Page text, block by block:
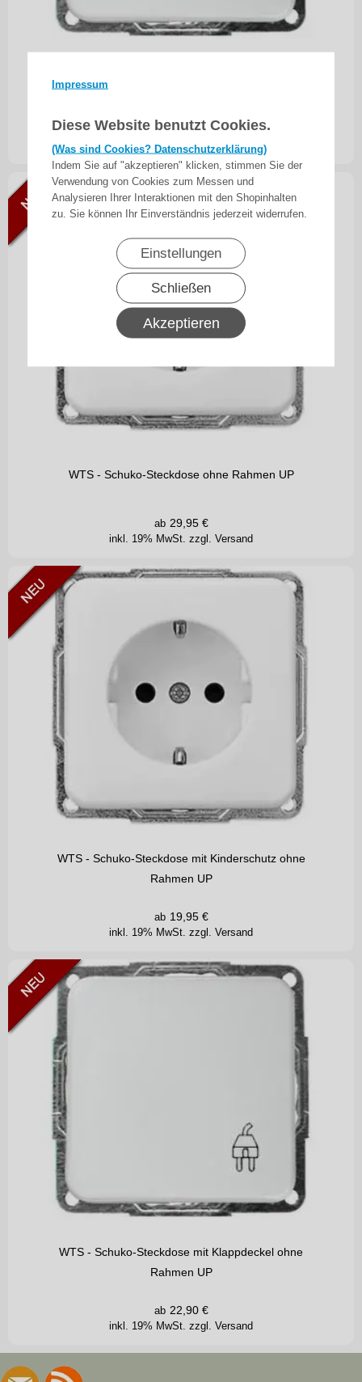
Impressum
Diese Website benutzt Cookies.
(Was sind Cookies? Datenschutzerklärung)
Indem Sie auf "akzeptieren" klicken, stimmen Sie der
Verwendung von Cookies zum Messen und
Analysieren Ihrer Interaktionen mit den Shopinhalten
zu. Sie können Ihr Einverständnis jederzeit widerrufen.
Einstellungen
Schließen
Akzeptieren
Glimmlampe, o. Rahmen UP
inkl. 19% MwSt.zzgl. Versand
ab 40,95€
WTS - Schuko-Steckdose ohne Rahmen UP
inkl. 19% MwSt. zzgl. Versand
ab 29,95€
WTS - Schuko-Steckdose mit Kinderschutz ohne
Rahmen UP
inkl. 19% MwSt. zzgl. Versand
ab 19,95€
WTS - Schuko-Steckdose mit Klappdeckel ohne
Rahmen UP
inkl. 19% MwSt. zzgl. Versand
ab 22,90€